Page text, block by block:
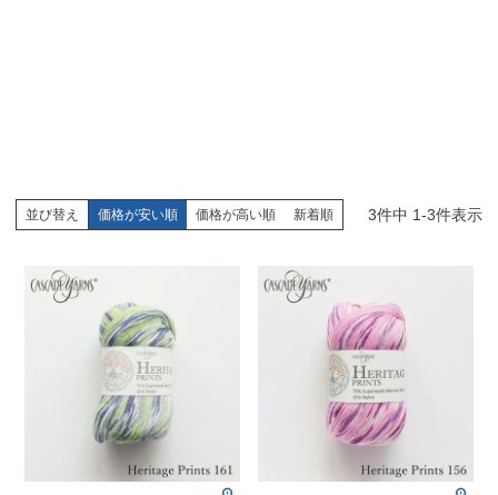
並び替え 価格が安い順 価格が高い順 新着順 3件中 1-3件表示